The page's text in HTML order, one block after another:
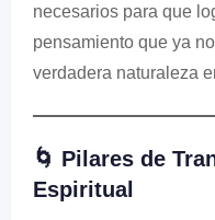
necesarios para que
pensamiento que ya
verdadera naturaleza
🌀 Pilares de
Espiritual